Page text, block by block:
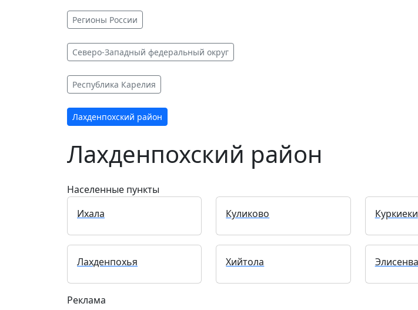
Регионы России
Северо-Западный федеральный округ
Республика Карелия
Лахденпохский район
Лахденпохский район
Населенные пункты
Ихала
Куликово Куркиеки
Лахденпохья Хийтола
Реклама